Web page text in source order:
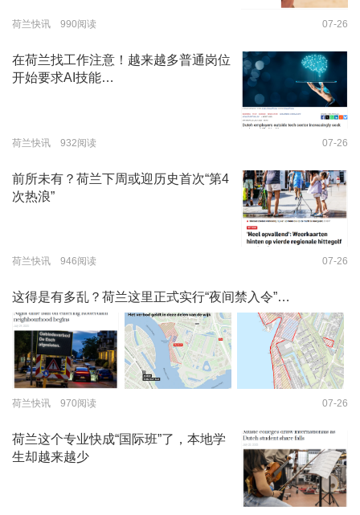
荷兰快讯 990阅读 07-26
在荷兰找工作注意！越来越多普通岗位
开始要求AI技能…
荷兰快讯 932阅读 07-26
前所未有？荷兰下周或迎历史首次“第4
次热浪”
荷兰快讯 946阅读 07-26
这得是有多乱？荷兰这里正式实行“夜间禁入令”…
荷兰快讯 970阅读 07-26
荷兰这个专业快成“国际班”了，本地学
生却越来越少